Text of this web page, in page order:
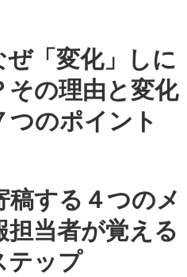
ぜ「変化」しに
その理由と変化
つのポイント
稿する４つのメ
担当者が覚える
テップ